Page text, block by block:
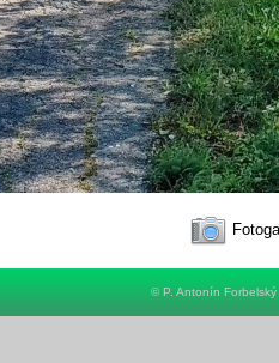
© P. Antonín